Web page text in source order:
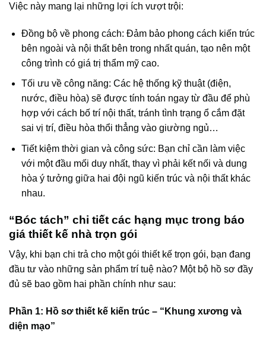
Việc này mang lại những lợi ích vượt trội:
Đồng bộ về phong cách: Đảm bảo phong cách kiến trúc
bên ngoài và nội thất bên trong nhất quán, tạo nên một
công trình có giá trị thẩm mỹ cao.
Tối ưu về công năng: Các hệ thống kỹ thuật (điện,
nước, điều hòa) sẽ được tính toán ngay từ đầu để phù
hợp với cách bố trí nội thất, tránh tình trạng ổ cắm đặt
sai vị trí, điều hòa thổi thẳng vào giường ngủ…
Tiết kiệm thời gian và công sức: Bạn chỉ cần làm việc
với một đầu mối duy nhất, thay vì phải kết nối và dung
hòa ý tưởng giữa hai đội ngũ kiến trúc và nội thất khác
nhau.
“Bóc tách” chi tiết các hạng mục trong báo
giá thiết kế nhà trọn gói
Vậy, khi bạn chi trả cho một gói thiết kế trọn gói, bạn đang
đầu tư vào những sản phẩm trí tuệ nào? Một bộ hồ sơ đầy
đủ sẽ bao gồm hai phần chính như sau:
Phần 1: Hồ sơ thiết kế kiến trúc – “Khung xương và
diện mạo”